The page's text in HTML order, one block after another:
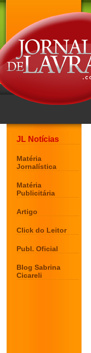
JL Notícias
Matéria
Jornalística
Matéria
Publicitária
Artigo
Click do Leitor
Publ. Oficial
Blog Sabrina
Cicareli